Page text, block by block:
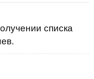
списка